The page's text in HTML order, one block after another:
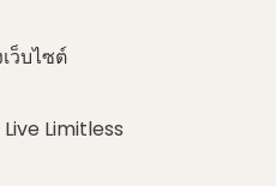
ว็บไซต์
Limitless